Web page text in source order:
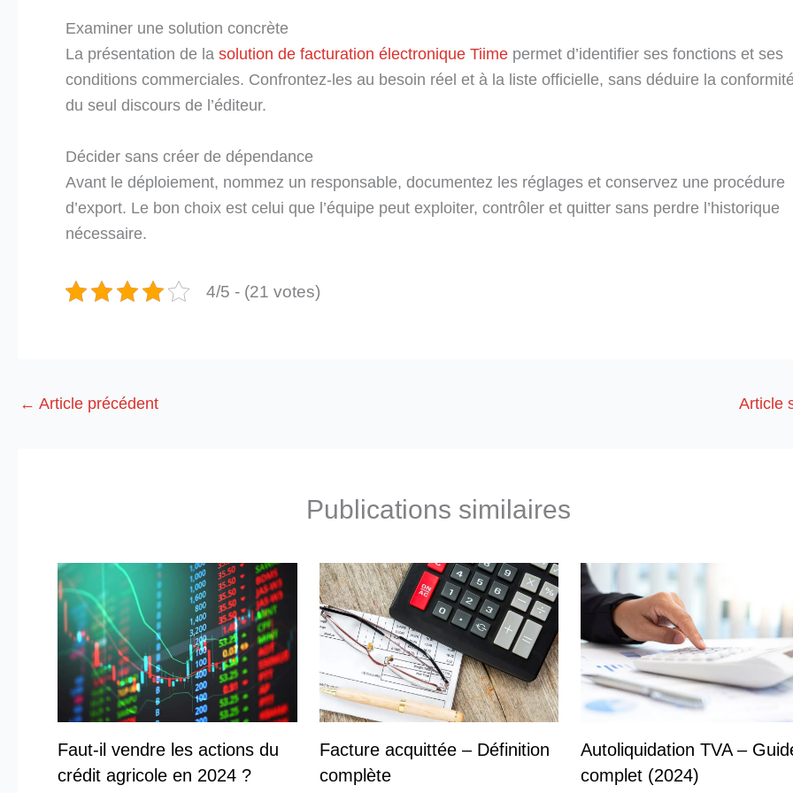
Examiner une solution concrète
La présentation de la solution de facturation électronique Tiime permet d’identifier ses fonctions et ses
conditions commerciales. Confrontez-les au besoin réel et à la liste officielle, sans déduire la
du seul discours de l’éditeur.
Décider sans créer de dépendance
Avant le déploiement, nommez un responsable, documentez les réglages et conservez une procédure
d’export. Le bon choix est celui que l’équipe peut exploiter, contrôler et quitter sans perdre l’historique
nécessaire.
4/5 - (21 votes)
← Article précédent Article
Publications similaires
Faut-il vendre les actions du
crédit agricole en 2024 ?
Facture acquittée – Définition
complète
Autoliquidation TVA –
complet (2024)